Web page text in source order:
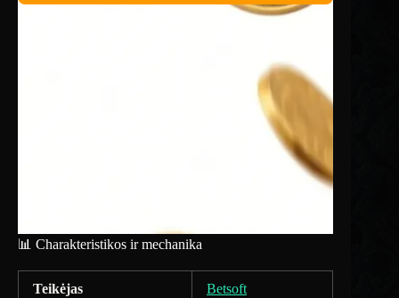
📊 Charakteristikos ir mechanika
Teikėjas Betsoft